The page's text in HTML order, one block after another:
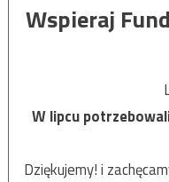
Wspieraj
W lipcu
Dziękujemy! i